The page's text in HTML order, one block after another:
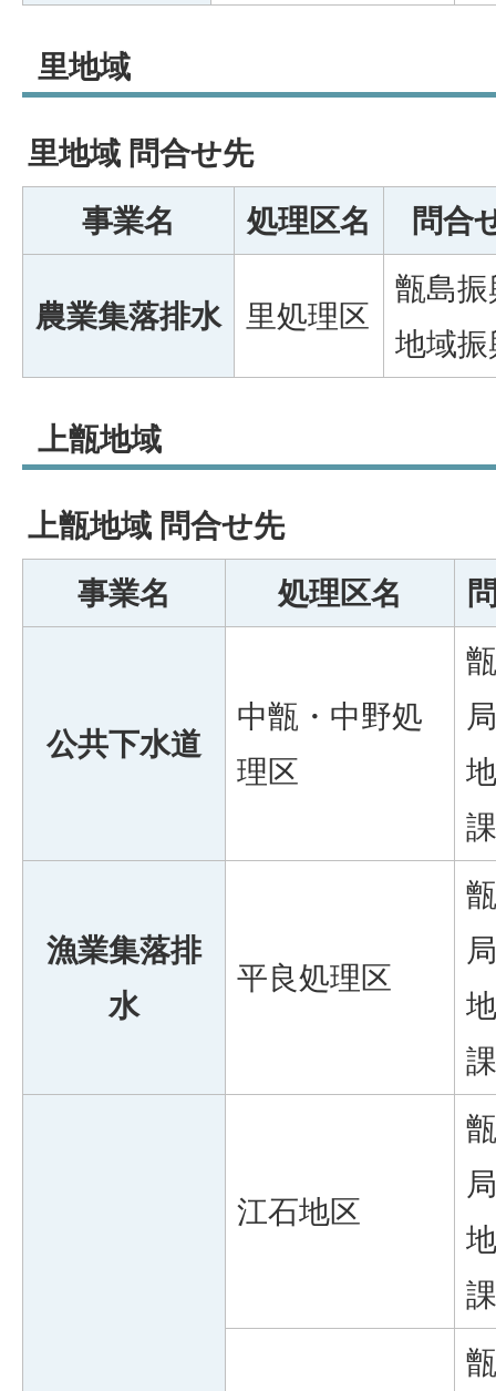
里地域
里地域 問合せ先
事業名
処理区名 問合
農業集落排水 里処理区
甑島
地域
上甑地域
上甑地域 問合せ先
事業名
処理区名
公共下水道
中甑・中野処
理区
局
課
漁業集落排
水
平良処理区
局
課
江石地区
局
課